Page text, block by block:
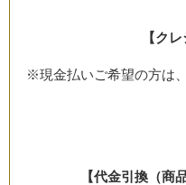
【ク
※現金払いご希望の方は
【代金引換（商